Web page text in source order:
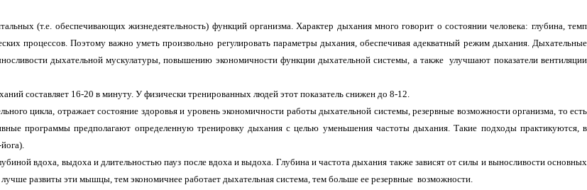
(т.е. обеспечивающих жизнедеятельность) функций организма. Характер дыхания много говорит о состоянии человека: глубина, темп
процессов. Поэтому важно уметь произвольно регулировать параметры дыхания, обеспечивая адекватный режим дыхания. Дыхательные
дыхательной мускулатуры, повышению экономичности функции дыхательной системы, а также улучшают показатели вентиляции
составляет 16-20 в минуту. У физически тренированных людей этот показатель снижен до 8-12.
цикла, отражает состояние здоровья и уровень экономичности работы дыхательной системы, резервные возможности организма, то есть
программы предполагают определенную тренировку дыхания с целью уменьшения частоты дыхания. Такие подходы практикуются, в
вдоха, выдоха и длительностью пауз после вдоха и выдоха. Глубина и частота дыхания также зависят от силы и выносливости основных
развиты эти мышцы, тем экономичнее работает дыхательная система, тем больше ее резервные возможности.